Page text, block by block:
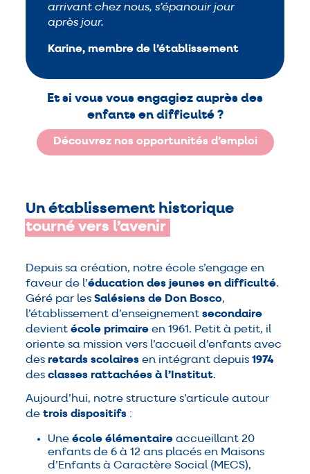
arrivant chez nous, s’épanouir jour
après jour.
Karine, membre de l’établissement
Et si vous vous engagiez auprès des
enfants en difficulté ?
Découvrez nos opportunités d’emploi
Un établissement historique
tourné vers l’avenir
Depuis sa création, notre école s’engage en
faveur de l’éducation des jeunes en difficulté.
Géré par lesSalésiens de Don Bosco,
l’établissement d’enseignementsecondaire
devientécole primaire en 1961. Petit à petit, il
oriente sa mission vers l’accueil d’enfants avec
des retards scolaires en intégrant depuis1974
desclasses rattachées à l’Institut.
Aujourd’hui, notre structure s’articule autour
detrois dispositifs :
Uneécole élémentaire accueillant 20
enfants de 6 à 12 ans placés en Maisons
d’Enfants à Caractère Social (MECS),